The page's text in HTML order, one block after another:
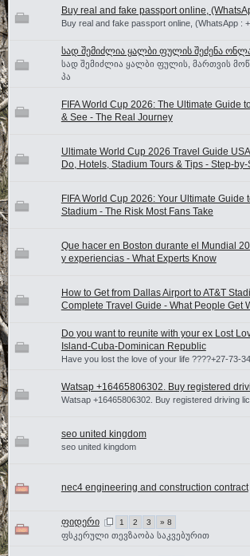
Buy real and fake passport online,
Buy real and fake passport online, (WhatsApp :
სად შემიძლია ყალბი ფულის შეძენა
სად შემიძლია ყალბი ფულის, მართვის
პა
FIFA World Cup 2026: The Ultimate Guide
& See - The Real Journey
Ultimate World Cup 2026 Travel Guide
Do, Hotels, Stadium Tours & Tips - Step-
FIFA World Cup 2026: Your Ultimate Guide
Stadium - The Risk Most Fans Take
Que hacer en Boston durante el Mundial
y experiencias - What Experts Know
How to Get from Dallas Airport to AT&T
Complete Travel Guide - What People Get
Do you want to reunite with your ex Lost
Island-Cuba-Dominican Republic
Have you lost the love of your life ????+27-73-
Watsap +16465806302. Buy registered
Watsap +16465806302. Buy registered driving
seo united kingdom
seo united kingdom
nec4 engineering and construction contract
ფიდერი 1 2 3 » 8
ფსკერული თევზაობა საკვებურით